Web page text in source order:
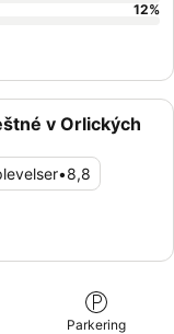
v Orlických
•8,8
12%
Parkering